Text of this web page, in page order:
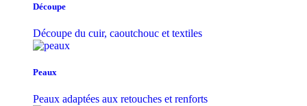
Découpe
Découpe du cuir, caoutchouc et textiles
Peaux
Peaux adaptées aux retouches et renforts